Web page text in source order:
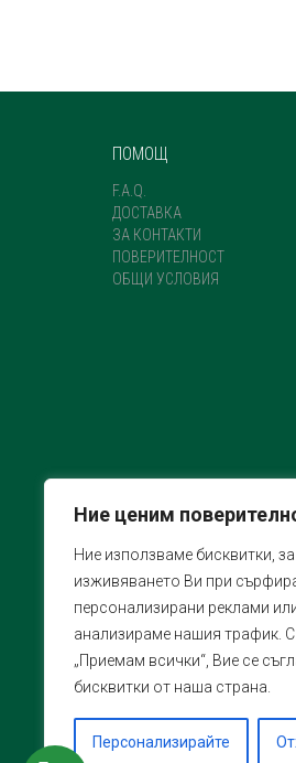
Ние ценим
Ние използваме бисквитки,
изживяването Ви при
персонализирани реклами
анализираме нашия трафик.
„Приемам всички“, Вие се
бисквитки от наша страна.
Персонализирайте
ПОМОЩ
F.A.Q.
ДОСТАВКА
ЗА КОНТАКТИ
ПОВЕРИТЕЛНОСТ
ОБЩИ УСЛОВИЯ